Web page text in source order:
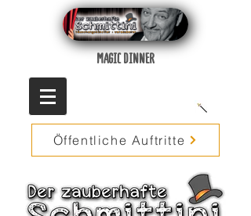
MAGIC DINNER
Öffentliche Auftritte